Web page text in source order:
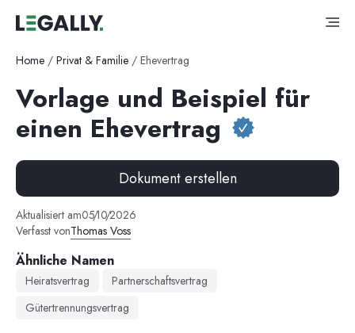
Home / Privat & Familie / Ehevertrag
Vorlage und Beispiel für
einen Ehevertrag
Dokument erstellen
Aktualisiert am05/10/2026
Verfasst vonThomas Voss
Ähnliche Namen
Heiratsvertrag
Partnerschaftsvertrag
Gütertrennungsvertrag